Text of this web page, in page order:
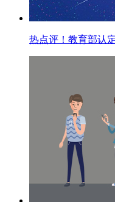
热点评！教育部认